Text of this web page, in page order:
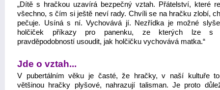
„Dítě s hračkou uzavírá bezpečný vztah. Přátelství, které
všechno, s čím si ještě neví rady. Chvíli se na hračku zlobí,
pečuje. Usíná s ní. Vychovává jí. Nezřídka je možné
holčiček příkazy pro panenku, ze kterých lze s
pravděpodobností usoudit, jak holčičku vychovává matka.“
Jde o vztah...
V pubertálním věku je časté, že hračky, v naší kultuře
většinou hračky plyšové, nahrazují talisman. Je proto